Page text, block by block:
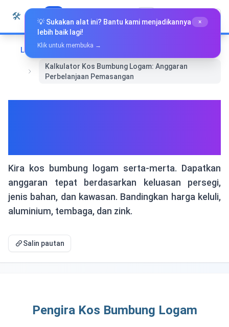
Langkau ke kandungan
🛠️ Whiz Tools Bahasa Melayu
Laman Utama
Kewangan
Kalkulator Kos Bumbung Logam: Anggaran
Perbelanjaan Pemasangan
Kira kos bumbung logam serta-merta. Dapatkan
anggaran tepat berdasarkan keluasan persegi,
jenis bahan, dan kawasan. Bandingkan harga keluli,
aluminium, tembaga, dan zink.
Salin pautan
Pengira Kos Bumbung Logam
💡 Sukakan alat ini? Bantu kami menjadikannya
lebih baik lagi!
×
Klik untuk membuka →